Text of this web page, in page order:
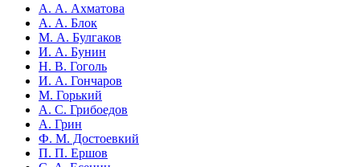
А. А. Ахматова
А. А. Блок
М. А. Булгаков
И. А. Бунин
Н. В. Гоголь
И. А. Гончаров
М. Горький
А. С. Грибоедов
А. Грин
Ф. М. Достоевкий
П. П. Ершов